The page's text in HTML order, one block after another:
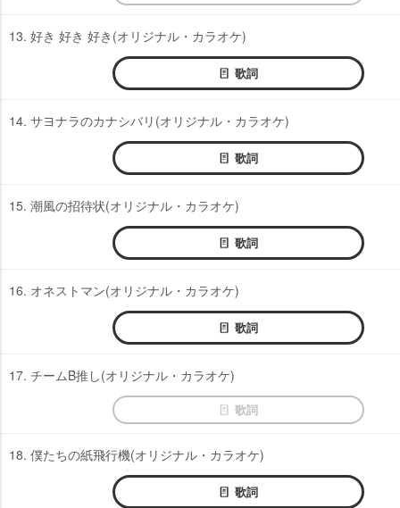
13. 好き 好き 好き(オリジナル・カラオケ)
歌詞
14. サヨナラのカナシバリ(オリジナル・カラオケ)
歌詞
15. 潮風の招待状(オリジナル・カラオケ)
歌詞
16. オネストマン(オリジナル・カラオケ)
歌詞
17. チームB推し(オリジナル・カラオケ)
歌詞
18. 僕たちの紙飛行機(オリジナル・カラオケ)
歌詞